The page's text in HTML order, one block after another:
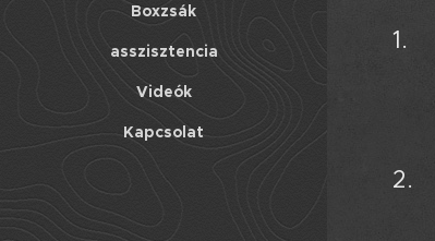
Boxzsák
asszisztencia
Videók
Kapcsolat